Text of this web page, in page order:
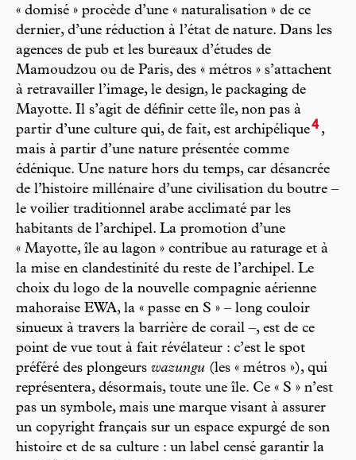
« domisé » procède d’une « naturalisation » de ce
dernier, d’une réduction à l’état de nature. Dans les
agences de pub et les bureaux d’études de
Mamoudzou ou de Paris, des « métros » s’attachent
à retravailler l’image, le design, le packaging de
Mayotte. Il s’agit de définir cette île, non pas à
partir d’une culture qui, de fait, est archipélique4,
mais à partir d’une nature présentée comme
édénique. Une nature hors du temps, car désancrée
de l’histoire millénaire d’une civilisation du boutre –
le voilier traditionnel arabe acclimaté par les
habitants de l’archipel. La promotion d’une
« Mayotte, île au lagon » contribue au raturage et à
la mise en clandestinité du reste de l’archipel. Le
choix du logo de la nouvelle compagnie aérienne
mahoraise EWA, la « passe en S » – long couloir
sinueux à travers la barrière de corail –, est de ce
point de vue tout à fait révélateur : c’est le spot
préféré des plongeurs wazungu (les « métros »), qui
représentera, désormais, toute une île. Ce « S » n’est
pas un symbole, mais une marque visant à assurer
un copyright français sur un espace expurgé de son
histoire et de sa culture : un label censé garantir la